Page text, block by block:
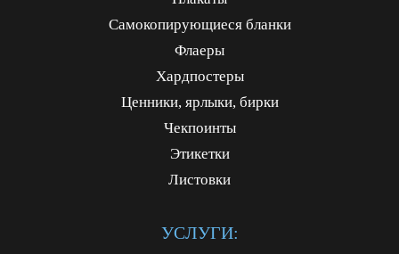
Самокопирующиеся бланки
Флаеры
Хардпостеры
Ценники, ярлыки, бирки
Чекпоинты
Этикетки
Листовки
УСЛУГИ: